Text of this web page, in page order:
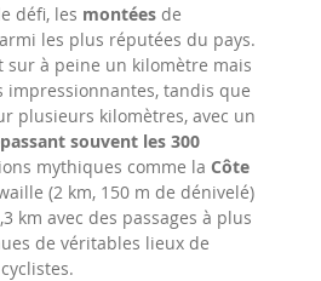
défi, les montées de
les plus réputées du pays.
sur à peine un kilomètre mais
impressionnantes, tandis que
plusieurs kilomètres, avec un
souvent les 300
mythiques comme la Côte
(2 km, 150 m de dénivelé)
km avec des passages à plus
de véritables lieux de